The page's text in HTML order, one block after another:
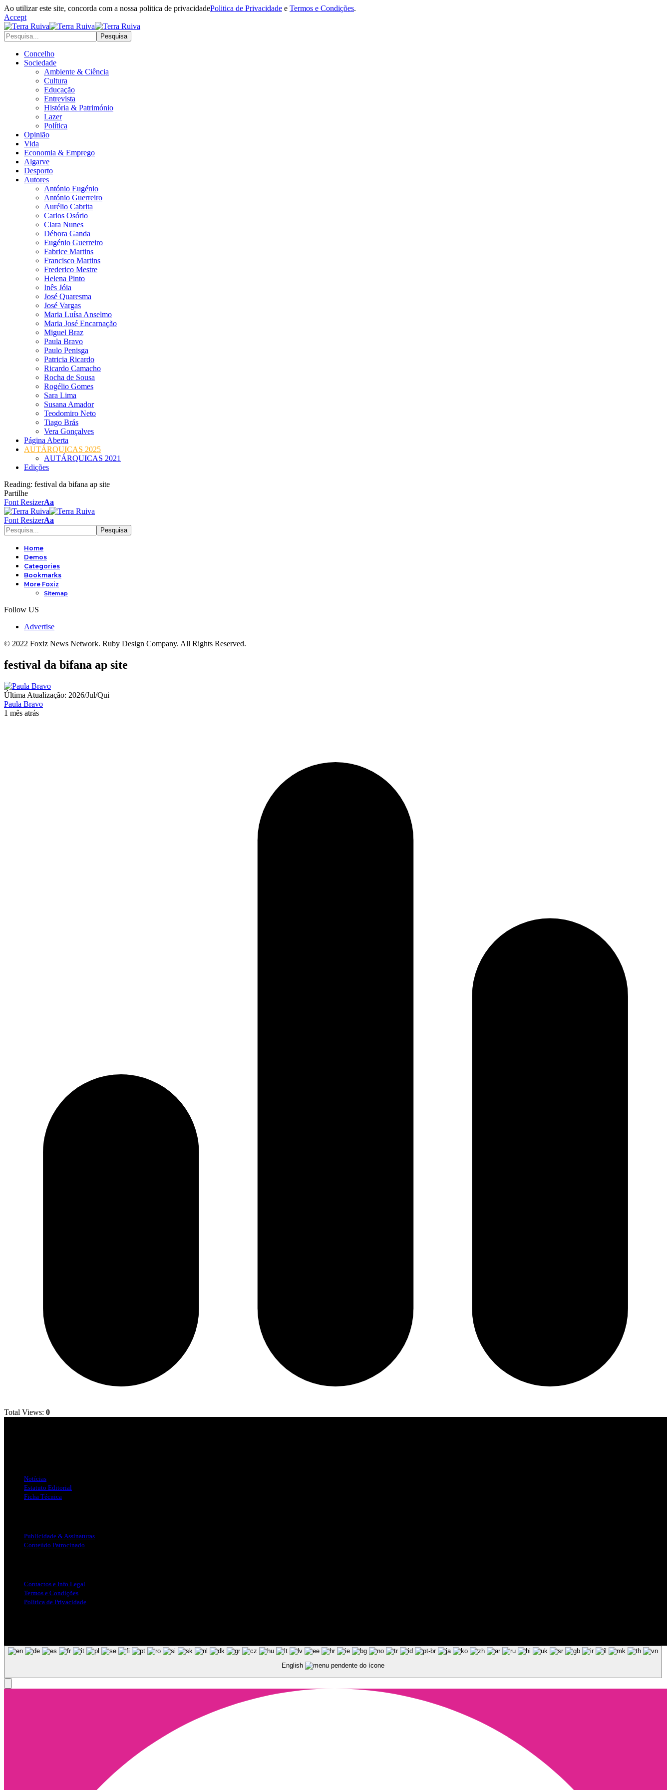
Ao utilizar este site, concorda com a nossa politica de privacidadePolitica de Privacidade e Termos e Condições.
Accept
Concelho
Sociedade
Ambiente & Ciência
Cultura
Educação
Entrevista
História & Património
Lazer
Política
Opinião
Vida
Economia & Emprego
Algarve
Desporto
Autores
António Eugénio
António Guerreiro
Aurélio Cabrita
Carlos Osório
Clara Nunes
Débora Ganda
Eugénio Guerreiro
Fabrice Martins
Francisco Martins
Frederico Mestre
Helena Pinto
Inês Jóia
José Quaresma
José Vargas
Maria Luísa Anselmo
Maria José Encarnação
Miguel Braz
Paula Bravo
Paulo Penisga
Patricia Ricardo
Ricardo Camacho
Rocha de Sousa
Rogélio Gomes
Sara Lima
Susana Amador
Teodomiro Neto
Tiago Brás
Vera Gonçalves
Página Aberta
AUTÁRQUICAS 2025
AUTÁRQUICAS 2021
Edições
Reading: festival da bifana ap site
Partilhe
Font ResizerAa
Font ResizerAa
Home
Demos
Categories
Bookmarks
More Foxiz
Sitemap
Follow US
Advertise
© 2022 Foxiz News Network. Ruby Design Company. All Rights Reserved.
festival da bifana ap site
Última Atualização: 2026/Jul/Qui
Paula Bravo
1 mês atrás
Total Views: 0
Notícias
Estatuto Editorial
Ficha Técnica
Publicidade & Assinaturas
Conteúdo Patrocinado
Contactos e Info Legal
Termos e Condições
Politica de Privacidade
English